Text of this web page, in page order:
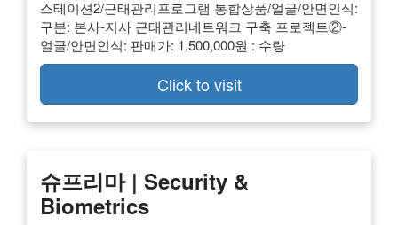
스테이션2/근태관리프로그램 통합상품/얼굴/안면인식:
구분: 본사-지사 근태관리네트워크 구축 프로젝트②-
얼굴/안면인식: 판매가: 1,500,000원 : 수량
Click to visit
슈프리마 | Security &
Biometrics